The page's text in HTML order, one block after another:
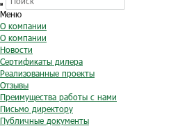
Меню
О компании
О компании
Новости
Сертификаты дилера
Реализованные проекты
Отзывы
Преимущества работы с нами
Письмо директору
Публичные документы